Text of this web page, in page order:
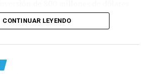
CONTINUAR LEYENDO